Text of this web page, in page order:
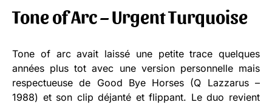
Tone of Arc – Urgent Turquoise
Tone of arc avait laissé une petite trace quelques
années plus tot avec une version personnelle mais
respectueuse de Good Bye Horses (Q Lazzarus –
1988) et son clip déjanté et flippant. Le duo revient